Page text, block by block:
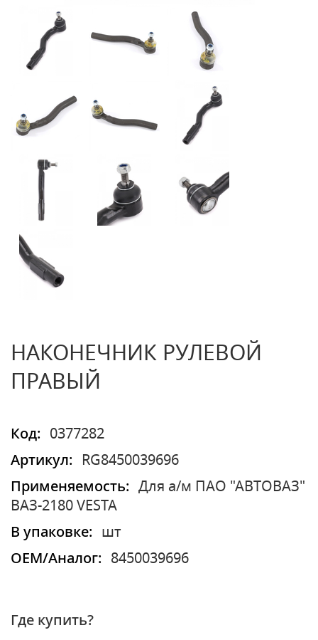
НАКОНЕЧНИК РУЛЕВОЙ
ПРАВЫЙ
Код:
0377282
Артикул:
RG8450039696
Применяемость:
Для а/м ПАО "АВТОВАЗ"
ВАЗ-2180 VESTA
В упаковке:
шт
OEM/Аналог:
8450039696
Где купить?